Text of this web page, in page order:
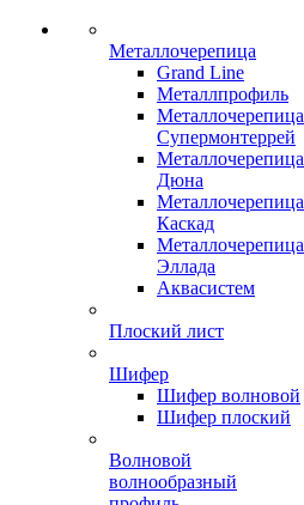
Металлочерепица
Grand Line
Металлпрофиль
Металлочерепица
Супермонтеррей
Металлочерепица
Дюна
Металлочерепица
Каскад
Металлочерепица
Эллада
Аквасистем
Плоский лист
Шифер
Шифер волновой
Шифер плоский
Волновой
волнообразный